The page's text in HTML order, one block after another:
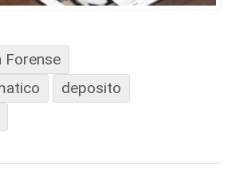
Forense
deposito